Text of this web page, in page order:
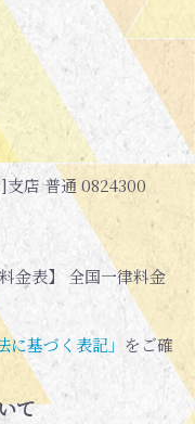
店 普通 0824300
金表】 全国一律料金
に基づく表記」 をご確
て